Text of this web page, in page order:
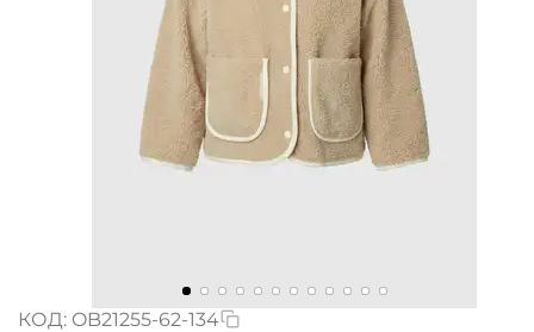
КОД: OB21255-62-134